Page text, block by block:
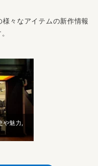
々なアイテムの新作情報
や魅力,